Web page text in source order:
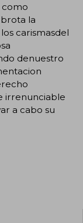
como
la
carismasdel
denuestro
irrenunciable
a cabo su